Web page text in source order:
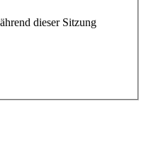
dieser Sitzung